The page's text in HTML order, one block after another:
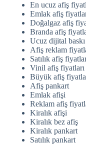
En ucuz afiş
Emlak afiş
Doğalgaz afiş
Branda afiş
Ucuz dijital baskı
Afiş reklam
Satılık afiş
Vinil afiş fiyatları
Büyük afiş
Afiş pankart
Emlak afişi
Reklam afiş
Kiralık afişi
Kiralık bez afiş
Kiralık pankart
Satılık pankart